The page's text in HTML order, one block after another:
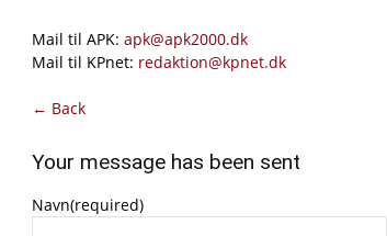
Mail til APK: apk@apk2000.dk
Mail til KPnet: redaktion@kpnet.dk
← Back
Your message has been sent
Navn(required)